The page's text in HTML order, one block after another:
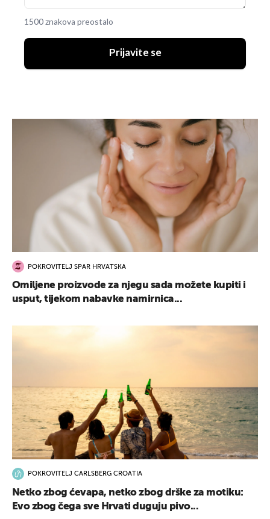
1500 znakova preostalo
Prijavite se
POKROVITELJ SPAR HRVATSKA
Omiljene proizvode za njegu sada možete kupiti i
usput, tijekom nabavke namirnica...
POKROVITELJ CARLSBERG CROATIA
Netko zbog ćevapa, netko zbog drške za motiku:
Evo zbog čega sve Hrvati duguju pivo...